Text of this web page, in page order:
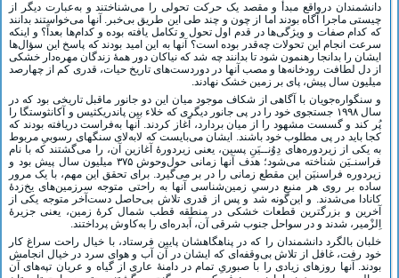
دانشمندان درواقع مبدأ و مقصد یک حرکت تحولی را می‌شناختند و به‌عبارت دیگر از
چیستی ماجرا آگاه بودند اما از چون و چند طی این طریق بی‌خبر. آنها می‌خواستند بدانند
که کدام صفات و ویژگی‌ها در قدم اول تحول و تکامل یافته بوده و کدام‌ها بعداً؟ و اینکه
سرعت انجام این تحولات چه‌قدر بوده است؟ آنها به این امید بودند که پاسخ این سؤال‌ها
ایشان را بدانجا رهنمون شود تا بدانند چه شد که نیاکان دور همۀ زندگان مهره‌دار خشکی
از دل لطافت رودخانه‌ها و مصب آنها در دوردست‌های تاریخ حیات، قدری کم از چهارصد
میلیون سال پیش، پای بر زمین خشک نهادند.
و سنگواره‌جویان با آگاهی از شکاف موجود میان این دو جانور ماقبل تاریخی بود که در
سال ۱۹۹۸ جستجوی خود را در پی جانور دیگری که خلاء بین پاندریکثیس و آکانثوستگا را
پُر کند و گسست مشهود را از میان بردارد، آغاز کردند. آنها به‌فراست دریافته بودند که
کجا باید در پی مطلوب خود باشند. ایشان می‌بایست که لابه‌لای سنگهای رسوبیِ مربوط
به یکی از زیردوره‌‌های دِوُنــیَنِ پسین، یعنی زیردورۀ آغازین آن، را می‌گشتند که با نام
فراسنـیَن شناخته می‌شود؛ هدف آنها زمانی حول‌وحوش ۳۷۵ میلیون سال پیش بود و
زیردوره فراسنیَن این مقطع زمانی را در بر می‌گیرد. برای تحقق این مهم، با یک مرور
ساده بر روی هر منبع درسیِ زمین‌شناسی آنها به راحتی متوجه سرزمین‌های یخ‌زدۀ
کانادا می‌شدند. و این‌گونه شد و پس از قدری تلاش بی‌حاصل دست‌آخر متوجه یکی از
آخرین و بزرگترین قطعات خشکی در منطقه قطب شمال کرۀ زمین، یعنی جزیرۀ
اِلزْمیر، شدند و در سواحل جنوب شرقی آن، آبدره‌ای را به‌کاوش پرداختند.
خلبان بالگرد دانشمندان را که در پناهگاهشان پایین فرستاد، با خیال راحت سراغ کار
خود رفت، غافل از تلاش بی‌وقفه‌ای که ایشان در آن آب و هوای سرد در خیال انجامش
بودند. آنها روزهای زیادی را با صبوریِ تمام در دامنۀ عاری از گیاه و عریان تپه‌های آن